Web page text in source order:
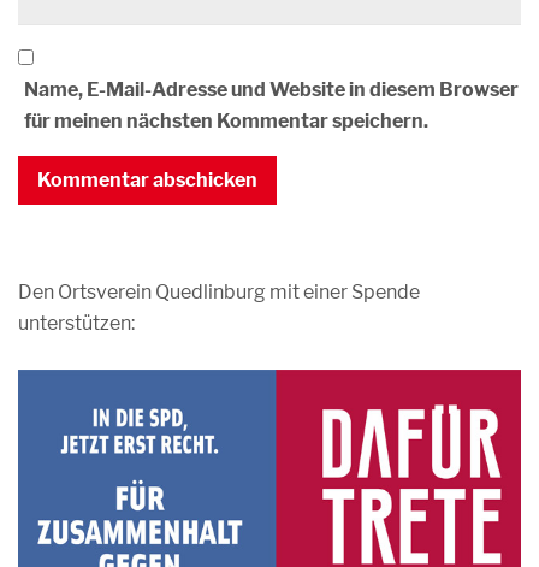
Name, E-Mail-Adresse und Website in diesem Browser
für meinen nächsten Kommentar speichern.
Den Ortsverein Quedlinburg mit einer Spende
unterstützen: